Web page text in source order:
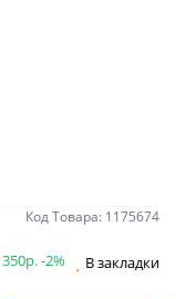
Код Товара: 1175674
350р.-2% В закладки